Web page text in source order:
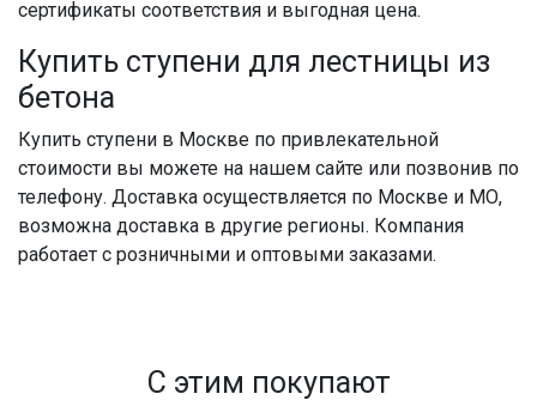
сертификаты соответствия и выгодная цена.
Купить ступени для лестницы из
бетона
Купить ступени в Москве по привлекательной
стоимости вы можете на нашем сайте или позвонив по
телефону. Доставка осуществляется по Москве и МО,
возможна доставка в другие регионы. Компания
работает с розничными и оптовыми заказами.
С этим покупают